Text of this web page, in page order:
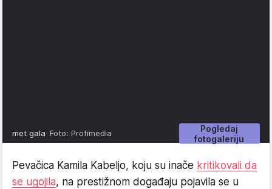
Pogledaj
fotogaleriju
met gala Foto: Profimedia
Pevačica Kamila Kabeljo, koju su inače kritikovali da
se ugojila, na prestižnom događaju pojavila se u